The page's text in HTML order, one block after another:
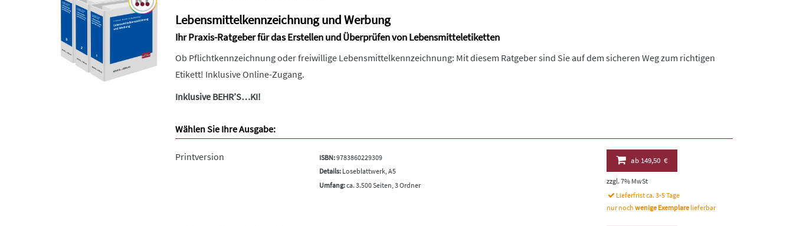
Lebensmittelkennzeichnung und Werbung
Ihr Praxis-Ratgeber für das Erstellen und Überprüfen von Lebensmitteletiketten
Ob Pflichtkennzeichnung oder freiwillige Lebensmittelkennzeichnung: Mit diesem Ratgeber sind Sie auf dem sicheren Weg zum richtigen
Etikett! Inklusive Online-Zugang.
Inklusive BEHR’S…KI!
Wählen Sie Ihre Ausgabe:
Printversion ISBN:9783860229309
Details:Loseblattwerk, A5
Umfang:ca. 3.500 Seiten, 3 Ordner
ab149,50 €
zzgl. 7% MwSt
Lieferfrist ca. 3-5 Tage
nur nochwenige Exemplare lieferbar